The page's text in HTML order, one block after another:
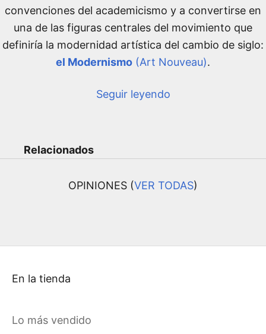
convenciones del academicismo y a convertirse en
una de las figuras centrales del movimiento que
definiría la modernidad artística del cambio de siglo:
el Modernismo (Art Nouveau).
Seguir leyendo
Relacionados
OPINIONES (VER TODAS)
En la tienda
Lo más vendido